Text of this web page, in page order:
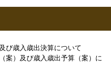
び歳入歳出決算について
）及び歳入歳出予算（案）に